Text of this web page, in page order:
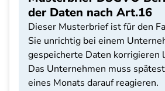
der Daten nach Art.16
Dieser Musterbrief ist für den
Sie unrichtig bei einem
gespeicherte Daten korrigieren
Das Unternehmen muss
eines Monats darauf reagieren.